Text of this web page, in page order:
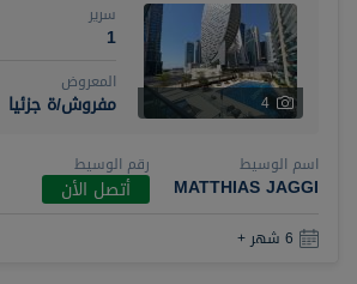
4
سرير
1
المعروض
مفروش/ة جزئيا
اسم الوسيط
MATTHIAS JAGGI
رقم الوسيط
أتصل الأن
6 شهر +